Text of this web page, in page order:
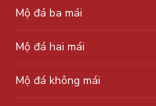
Mộ đá ba mái
Mộ đá hai mái
Mộ đá không mái